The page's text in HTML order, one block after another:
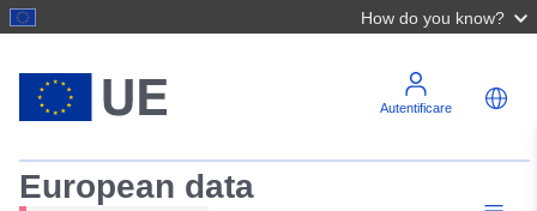
How do you know?
Autentificare
European data